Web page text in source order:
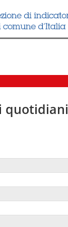
quotidiani